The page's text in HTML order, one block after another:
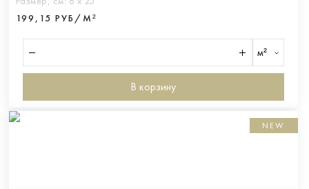
199,15 РУБ/М²
м²
В корзину
NEW